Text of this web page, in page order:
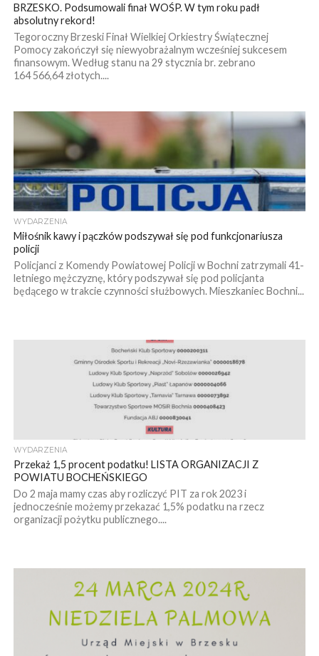
BRZESKO. Podsumowali finał WOŚP. W tym roku padł
absolutny rekord!
Tegoroczny Brzeski Finał Wielkiej Orkiestry Świątecznej
Pomocy zakończył się niewyobrażalnym wcześniej sukcesem
finansowym. Według stanu na 29 stycznia br. zebrano
164 566,64 złotych....
WYDARZENIA
Miłośnik kawy i pączków podszywał się pod funkcjonariusza
policji
Policjanci z Komendy Powiatowej Policji w Bochni zatrzymali 41-
letniego mężczyznę, który podszywał się pod policjanta
będącego w trakcie czynności służbowych. Mieszkaniec Bochni...
WYDARZENIA
Przekaż 1,5 procent podatku! LISTA ORGANIZACJI Z
POWIATU BOCHEŃSKIEGO
Do 2 maja mamy czas aby rozliczyć PIT za rok 2023 i
jednocześnie możemy przekazać 1,5% podatku na rzecz
organizacji pożytku publicznego....